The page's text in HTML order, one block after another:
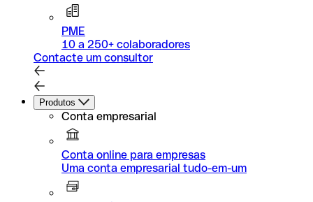
PME
10 a 250+ colaboradores
Contacte um consultor
Produtos
Conta empresarial
Conta online para empresas
Uma conta empresarial tudo-em-um